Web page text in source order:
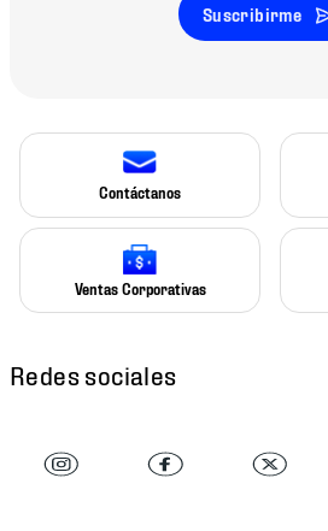
Suscribirme
Contáctanos
Ventas Corporativas
Redes sociales